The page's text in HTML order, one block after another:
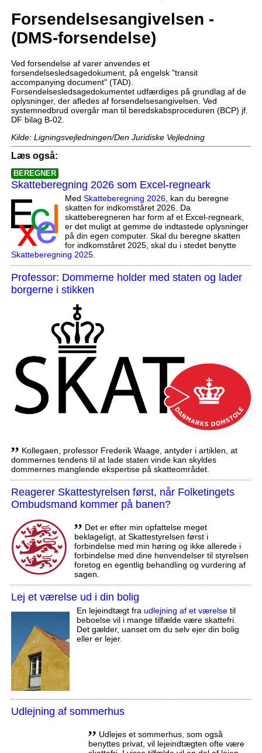
Forsendelsesangivelsen -
(DMS-forsendelse)
Ved forsendelse af varer anvendes et
forsendelsesledsagedokument, på engelsk "transit
accompanying document" (TAD).
Forsendelsesledsagedokumentet udfærdiges på grundlag af de
oplysninger, der afledes af forsendelsesangivelsen. Ved
systemnedbrud overgår man til beredskabsproceduren (BCP) jf.
DF bilag B-02.
Kilde: Ligningsvejledningen/Den Juridiske Vejledning
Læs også:
BEREGNER
Skatteberegning 2026 som Excel-regneark
Med Skatteberegning 2026, kan du beregne
skatten for indkomståret 2026. Da
skatteberegneren har form af et Excel-regneark,
er det muligt at gemme de indtastede oplysninger
på din egen computer. Skal du beregne skatten
for indkomståret 2025, skal du i stedet benytte
Skatteberegning 2025.
Professor: Dommerne holder med staten og lader
borgerne i stikken
,, Kollegaen, professor Frederik Waage, antyder i artiklen, at
dommernes tendens til at lade staten vinde kan skyldes
dommernes manglende ekspertise på skatteområdet.
Reagerer Skattestyrelsen først, når Folketingets
Ombudsmand kommer på banen?
,, Det er efter min opfattelse meget
beklageligt, at Skattestyrelsen først i
forbindelse med min høring og ikke allerede i
forbindelse med dine henvendelser til styrelsen
foretog en egentlig behandling og vurdering af
sagen.
Lej et værelse ud i din bolig
En lejeindtægt fra udlejning af et værelsetil
beboelse vil i mange tilfælde være skattefri.
Det gælder, uanset om du selv ejer din bolig
eller er lejer.
Udlejning af sommerhus
,, Udlejes et sommerhus, som også
benyttes privat, vil lejeindtægten ofte være